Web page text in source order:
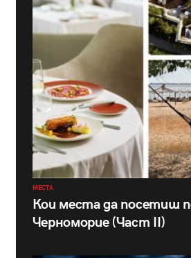
МЕСТА
Кои места да посетиш
Черноморие (Част II)